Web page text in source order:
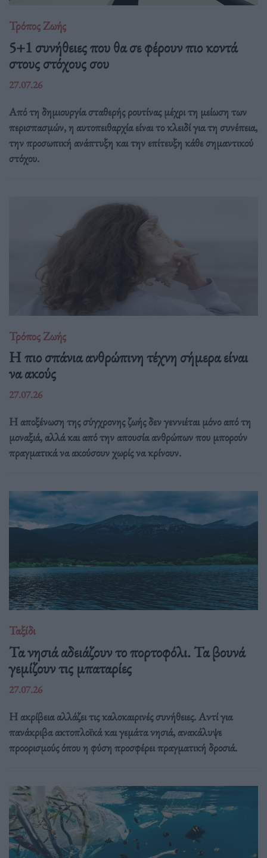
Τρόπος Ζωής
5+1 συνήθειες που θα σε φέρουν πιο κοντά
στους στόχους σου
27.07.26
Από τη δημιουργία σταθερής ρουτίνας μέχρι τη μείωση των
περισπασμών, η αυτοπειθαρχία είναι το κλειδί για τη συνέπεια,
την προσωπική ανάπτυξη και την επίτευξη κάθε σημαντικού
στόχου.
Τρόπος Ζωής
Η πιο σπάνια ανθρώπινη τέχνη σήμερα είναι
να ακούς
27.07.26
Η αποξένωση της σύγχρονης ζωής δεν γεννιέται μόνο από τη
μοναξιά, αλλά και από την απουσία ανθρώπων που μπορούν
πραγματικά να ακούσουν χωρίς να κρίνουν.
Ταξίδι
Τα νησιά αδειάζουν το πορτοφόλι. Τα βουνά
γεμίζουν τις μπαταρίες
27.07.26
Η ακρίβεια αλλάζει τις καλοκαιρινές συνήθειες. Αντί για
πανάκριβα ακτοπλοϊκά και γεμάτα νησιά, ανακάλυψε
προορισμούς όπου η φύση προσφέρει πραγματική δροσιά.